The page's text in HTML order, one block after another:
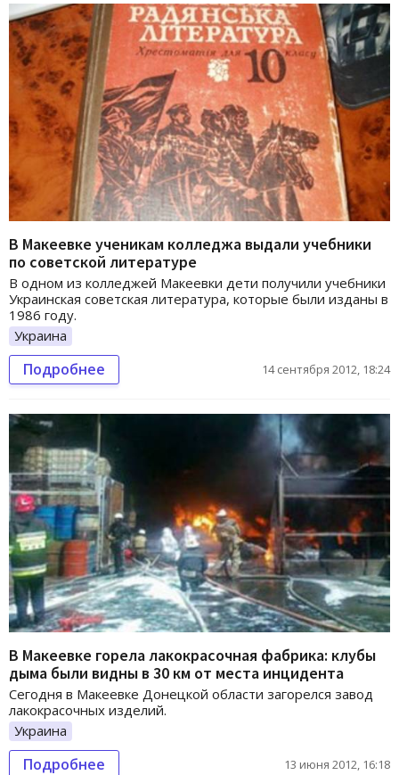
В Макеевке ученикам колледжа выдали учебники
по советской литературе
В одном из колледжей Макеевки дети получили учебники
Украинская советская литература, которые были изданы в
1986 году.
Украина
Подробнее 14 сентября 2012, 18:24
В Макеевке горела лакокрасочная фабрика: клубы
дыма были видны в 30 км от места инцидента
Сегодня в Макеевке Донецкой области загорелся завод
лакокрасочных изделий.
Украина
Подробнее 13 июня 2012, 16:18